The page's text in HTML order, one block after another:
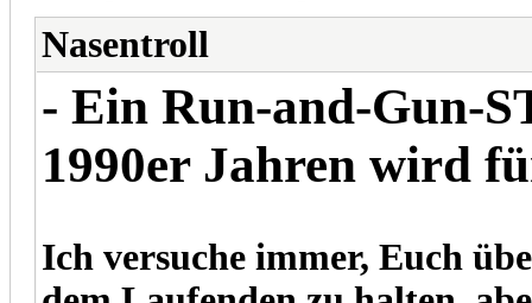
Nasentroll
- Ein Run-and-Gun-
1990er Jahren wird
Ich versuche immer, Euch